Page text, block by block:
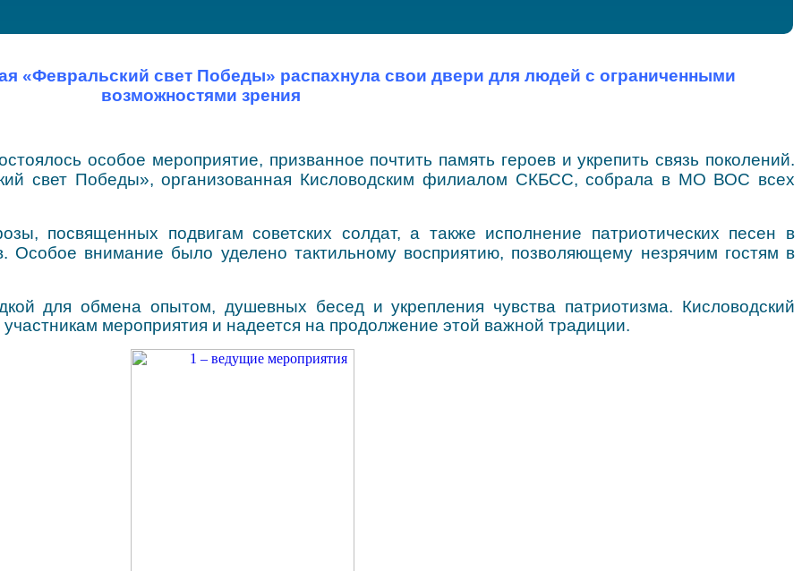
«Февральский свет Победы» распахнула свои двери для людей с ограниченными
возможностями зрения
особое мероприятие, призванное почтить память героев и укрепить связь поколений.
свет Победы», организованная Кисловодским филиалом СКБСС, собрала в МО ВОС всех
посвященных подвигам советских солдат, а также исполнение патриотических песен в
Особое внимание было уделено тактильному восприятию, позволяющему незрячим гостям в
для обмена опытом, душевных бесед и укрепления чувства патриотизма. Кисловодский
мероприятия и надеется на продолжение этой важной традиции.